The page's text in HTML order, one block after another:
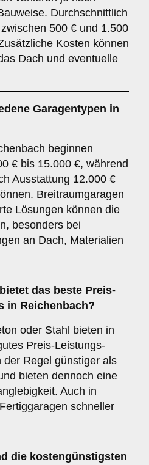
Durchschnittlich
500 € und 1.500
Kosten können
Dach und eventuelle
Garagentypen in
beginnen
€ bis 15.000 €, während
Ausstattung 12.000 €
Breitraumgaragen
Lösungen können die
besonders bei
an Dach, Materialien
das beste Preis-
in Reichenbach?
oder Stahl bieten in
Preis-Leistungs-
der Regel günstiger als
bieten dennoch eine
Auch in
schneller
die kostengünstigsten